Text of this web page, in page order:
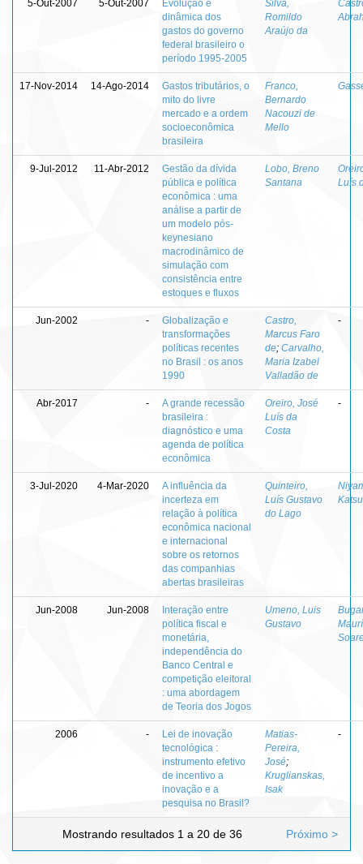
5-Out-2007 5-Out-2007
Evolução e
dinâmica dos
gastos do governo
federal brasileiro o
período 1995-2005
Silva,
Romildo
Araújo da
17-Nov-2014 14-Ago-2014
Gastos tributários, o
mito do livre
mercado e a ordem
socioeconômica
brasileira
Franco,
Bernardo
Nacouzi de
Mello
9-Jul-2012 11-Abr-2012
Gestão da dívida
pública e política
econômica : uma
análise a partir de
um modelo pós-
keynesiano
macrodinâmico de
simulação com
consistência entre
estoques e fluxos
Lobo, Breno
Santana
Luís
Jun-2002 -
Globalização e
transformações
políticas recentes
no Brasil : os anos
1990
Castro,
Marcus Faro
de; Carvalho,
Maria Izabel
Valladão de
-
Abr-2017 -
A grande recessão
brasileira :
diagnóstico e uma
agenda de política
econômica
Oreiro, José
Luís da
Costa
-
3-Jul-2020 4-Mar-2020
A influência da
incerteza em
relação à política
econômica nacional
e internacional
sobre os retornos
das companhias
abertas brasileiras
Quinteiro,
Luís Gustavo
do Lago
Jun-2008 Jun-2008
Interação entre
política fiscal e
monetária,
independência do
Banco Central e
competição eleitoral
: uma abordagem
de Teoria dos Jogos
Umeno, Luis
Gustavo
2006 -
Lei de inovação
tecnológica :
instrumento efetivo
de incentivo a
inovação e a
pesquisa no Brasil?
Matias-
Pereira,
José;
Kruglianskas,
Isak
-
Mostrando resultados 1 a 20 de 36 Próximo >